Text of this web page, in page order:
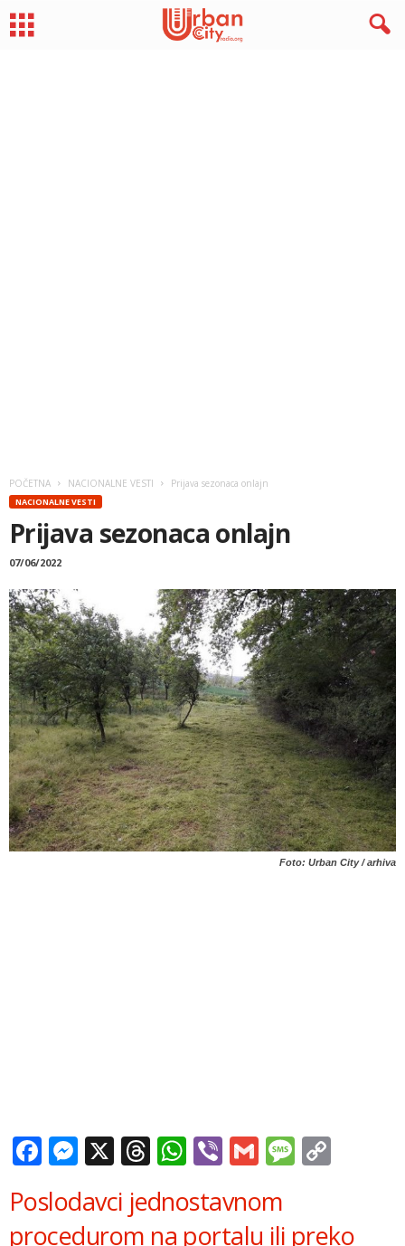
POČETNA NACIONALNE VESTI Prijava sezonaca onlajn
NACIONALNE VESTI
Prijava sezonaca onlajn
07/06/2022
Foto: Urban City / arhiva
Facebook
Messenger
X Threads
WhatsApp
ViberGmail
Poslodavci jednostavnom
procedurom na portalu ili preko